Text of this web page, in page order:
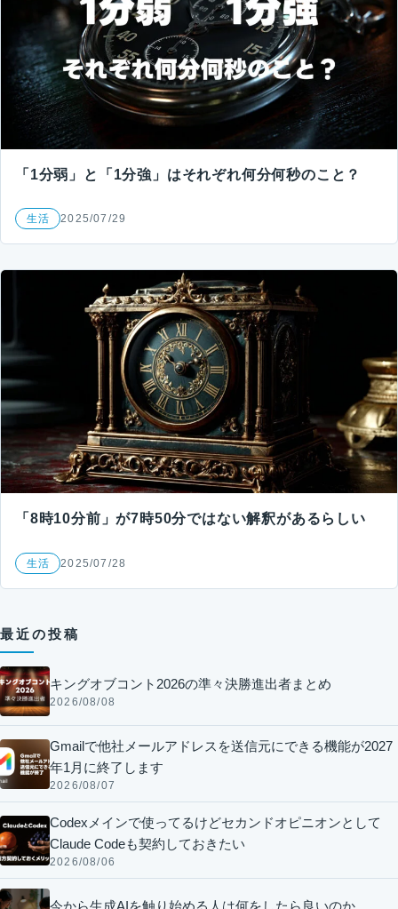
「1分弱」と「1分強」はそれぞれ何分何秒のこと？
生活 2025/07/29
「8時10分前」が7時50分ではない解釈があるらしい
生活 2025/07/28
最近の投稿
キングオブコント2026の準々決勝進出者まとめ
2026/08/08
Gmailで他社メールアドレスを送信元にできる機能が2027
年1月に終了します
2026/08/07
Codexメインで使ってるけどセカンドオピニオンとして
Claude Codeも契約しておきたい
2026/08/06
今から生成AIを触り始める人は何をしたら良いのか